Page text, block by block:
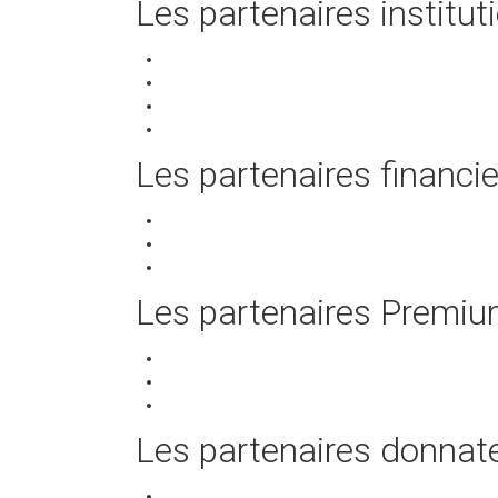
Les partenaires
Les partenaires
Les partenaires
Les partenaires